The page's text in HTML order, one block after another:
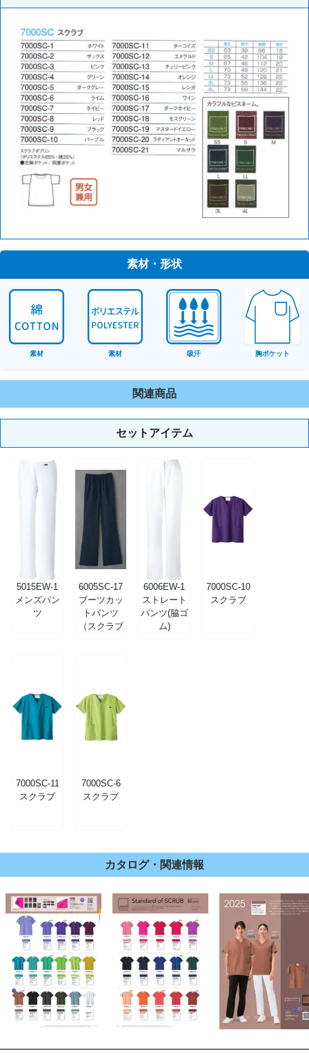
素材・形状
素材 素材 吸汗 胸ポケット
関連商品
セットアイテム
5015EW-1
メンズパン
ツ
6005SC-17
ブーツカッ
トパンツ
（スクラブ
6006EW-1
ストレート
パンツ(脇ゴ
ム)
7000SC-10
スクラブ
7000SC-11
スクラブ
7000SC-6
スクラブ
カタログ・関連情報